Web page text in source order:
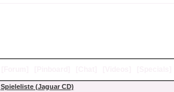
Spieleliste (Jaguar CD)